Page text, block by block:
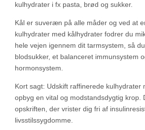
kulhydrater i fx pasta, brød og sukker.
Kål er suveræn på alle måder og ved at
kulhydrater med kålhydrater fodrer du
hele vejen igennem dit tarmsystem, så
blodsukker, et balanceret immunsystem
hormonsystem.
Kort sagt: Udskift raffinerede kulhydrater
opbyg en vital og modstandsdygtig krop.
opskriften, der vrister dig fri af
livsstilssygdomme.